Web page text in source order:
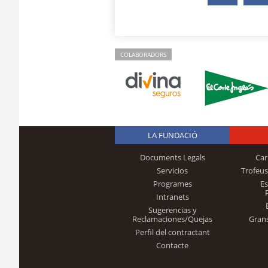
COLABORADORS
LA FUNDACIÓ
Documents Legals
Servicios
Programes
Intranets
Sugerencias y
Reclamaciones/Quejas
Perfil del contractant
Contacte